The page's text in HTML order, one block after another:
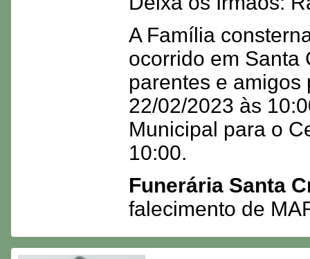
A Família
ocorrido em Santa
parentes e amigos
22/02/2023 às
Municipal para o
10:00.
Funerária Santa
falecimento de